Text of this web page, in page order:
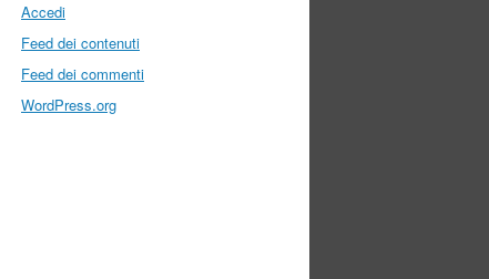
Accedi
Feed dei contenuti
Feed dei commenti
WordPress.org